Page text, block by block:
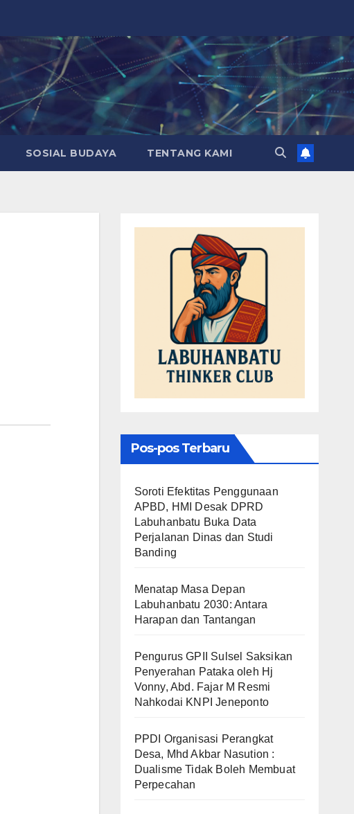
SOSIAL BUDAYA TENTANG KAMI
Pos-pos Terbaru
Soroti Efektitas Penggunaan
APBD, HMI Desak DPRD
Labuhanbatu Buka Data
Perjalanan Dinas dan Studi
Banding
Menatap Masa Depan
Labuhanbatu 2030: Antara
Harapan dan Tantangan
Pengurus GPII Sulsel Saksikan
Penyerahan Pataka oleh Hj
Vonny, Abd. Fajar M Resmi
Nahkodai KNPI Jeneponto
PPDI Organisasi Perangkat
Desa, Mhd Akbar Nasution :
Dualisme Tidak Boleh Membuat
Perpecahan